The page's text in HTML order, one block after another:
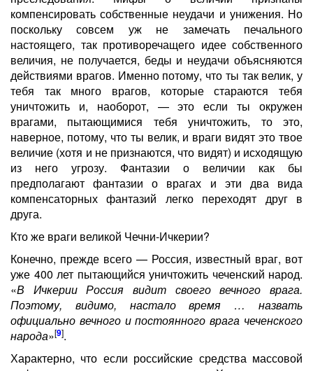
компенсировать собственные неудачи и унижения. Но
поскольку совсем уж не замечать печального
настоящего, так противоречащего идее собственного
величия, не получается, беды и неудачи объясняются
действиями врагов. Именно потому, что ты так велик, у
тебя так много врагов, которые стараются тебя
уничтожить и, наоборот, — это если ты окружен
врагами, пытающимися тебя уничтожить, то это,
наверное, потому, что ты велик, и враги видят это твое
величие (хотя и не признаются, что видят) и исходящую
из него угрозу. Фантазии о величии как бы
предполагают фантазии о врагах и эти два вида
компенсаторных фантазий легко переходят друг в
друга.
Кто же враги великой Чечни-Ичкерии?
Конечно, прежде всего — Россия, известный враг, вот
уже 400 лет пытающийся уничтожить чеченский народ.
«В Ичкерии Россия видит своего вечного врага.
Поэтому, видимо, настало время … назвать
официально вечного и постоянного врага чеченского
народа»[9].
Характерно, что если российские средства массовой